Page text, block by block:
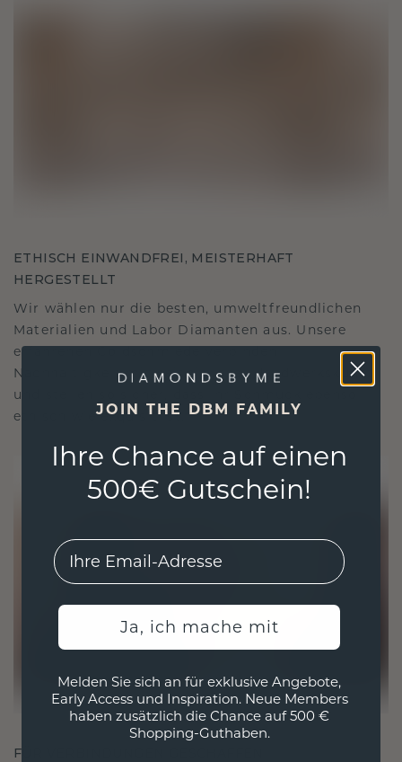
ETHISCH EINWANDFREI, MEISTERHAFT
HERGESTELLT
Wir wählen nur die besten, umweltfreundlichen
Materialien und Labor Diamanten aus. Unsere
erfahrenen Goldschmiede verbinden
Nachhaltigkeit mit beispielloser Handwerkskunst
und stellen so sicher, dass Ihr Schmuck ebenso
ethisch wie exquisit ist.
FÜR VERBINDUNGEN GESCHAFFEN
JOIN THE DBM FAMILY
Ihre Chance auf einen
500€ Gutschein!
EMail
Ja, ich mache mit
Melden Sie sich an für exklusive Angebote,
Early Access und Inspiration. Neue Members
haben zusätzlich die Chance auf 500 €
Shopping-Guthaben.